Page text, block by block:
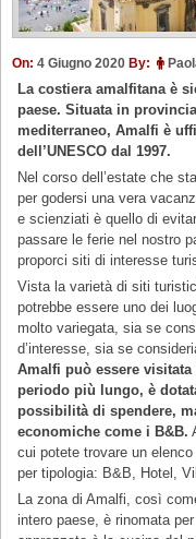
On: 4 Giugno 2020 By:
La costiera amalfitana è
paese. Situata in
mediterraneo, Amalfi è
dell’UNESCO dal 1997.
Nel corso dell’estate che
per godersi una vera
e scienziati è quello di
passare le ferie nel nostro
proporci siti di interesse
Vista la varietà di siti
potrebbe essere uno dei
molto variegata, sia se
d’interesse, sia se
Amalfi può essere
periodo più lungo, è
possibilità di spendere,
economiche come i B&B.
cui potete trovare un
per tipologia: B&B, Hotel,
La zona di Amalfi, così
intero paese, è rinomata